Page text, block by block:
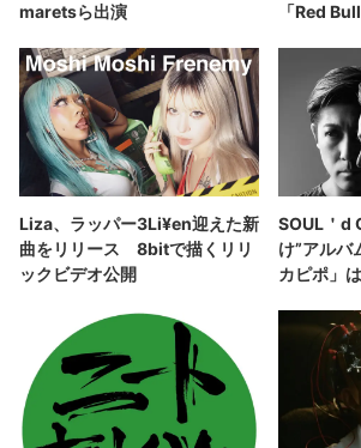
maretsら出演
「Red
Liza、ラッパー3Li¥en迎えた新
曲をリリース 8bitで描くリリ
ックビデオ公開
SOUL＇d
け”アルバ
カピポ」